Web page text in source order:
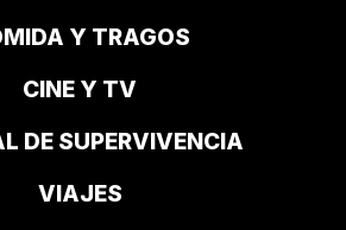
Y TRAGOS
CINE Y TV
DE SUPERVIVENCIA
VIAJES